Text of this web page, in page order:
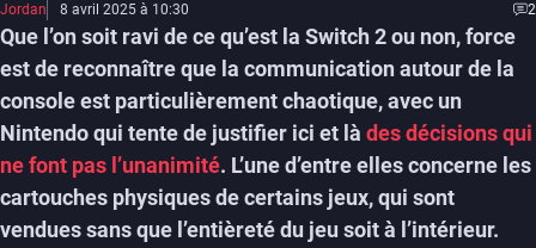
Jordan 8 avril 2025 à 10:30 2
Que l’on soit ravi de ce qu’est la Switch 2 ou non, force
est de reconnaître que la communication autour de la
console est particulièrement chaotique, avec un
Nintendo qui tente de justifier ici et là des décisions qui
ne font pas l’unanimité. L’une d’entre elles concerne les
cartouches physiques de certains jeux, qui sont
vendues sans que l’entièreté du jeu soit à l’intérieur.